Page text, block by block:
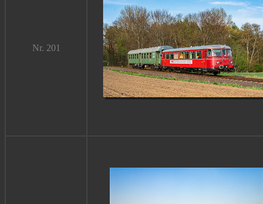
Nr. 201